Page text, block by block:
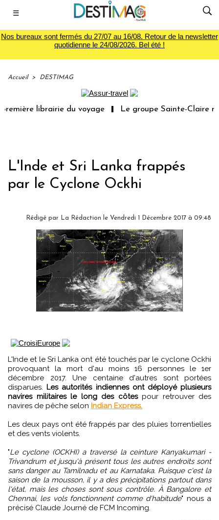
☰
Nos bureaux sont fermés du 27/07 au 16/08. Retour de la newsletter
quotidienne le 24/08/2026. Bel été !
Accueil > DESTIMAG
librairie du voyage Le groupe Sainte-Claire
L'Inde et Sri Lanka frappés
par le Cyclone Ockhi
Rédigé par La Rédaction le Vendredi 1 Décembre 2017 à 09:48
L'Inde et le Sri Lanka ont été touchés par le cyclone Ockhi
provoquant la mort d'au moins 16 personnes le 1er
décembre 2017. Une centaine d'autres sont portées
disparues. Les autorités indiennes ont déployé plusieurs
navires militaires le long des côtespour retrouver des
navires de pêche selon Indian Express.
Les deux pays ont été frappés par des pluies torrentielles
et des vents violents.
"Le cyclone (OCKHI) a traversé la ceinture Kanyakumari -
Trivandrum et jusqu'à présent tous les autres endroits sont
sans danger au Tamilnadu et au Karnataka. Puisque c'est la
saison de la mousson, il y a des précipitations partout dans
l'état, mais les choses sont sous contrôle. À Bangalore et
Chennai, les vols fonctionnent comme d'habitude" nous a
précisé Claude Journé de FCM Incoming.